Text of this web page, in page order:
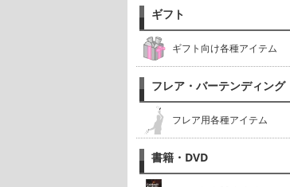
ギフト
ギフト向け各種アイテム
フレア・バーテンディング
フレア用各種アイテム
書籍・DVD